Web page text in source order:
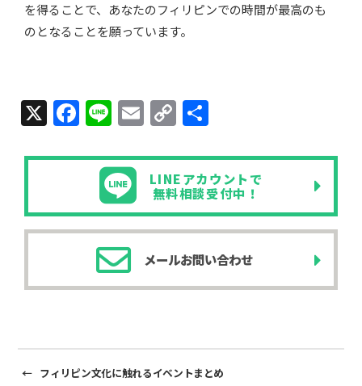
を得ることで、あなたのフィリピンでの時間が最高のも
のとなることを願っています。
X
F
c
b
o
k
Li
e
E
ail
C
p
y
Li
n
k
LINEアカウントで
無料相談受付中！
メールお問い合わせ
← フィリピン文化に触れるイベントまとめ